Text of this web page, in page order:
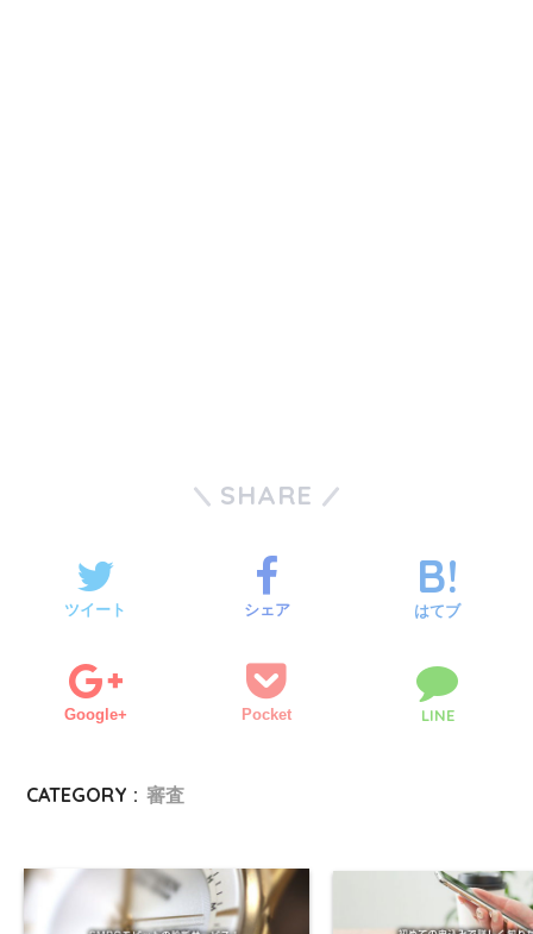
SHARE
ツイート シェア はてブ
Google+ Pocket LINE
CATEGORY : 審査